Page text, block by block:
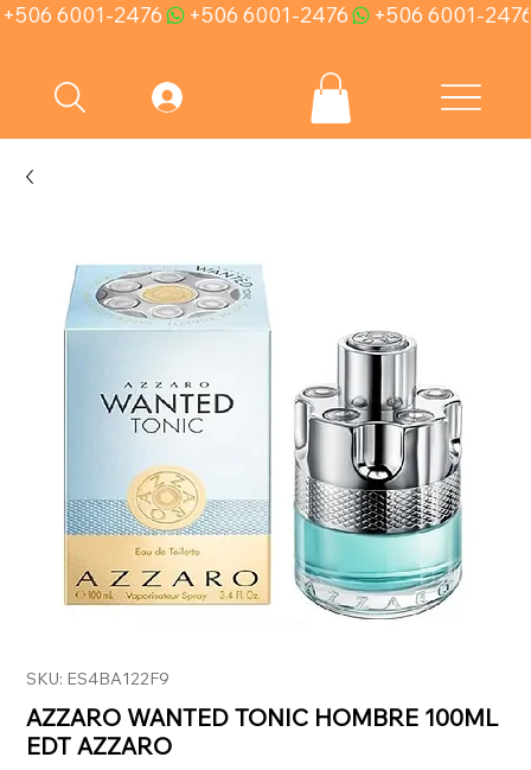
+506 6001-2476
SKU: ES4BA122F9
AZZARO WANTED TONIC HOMBRE 100ML
EDT AZZARO